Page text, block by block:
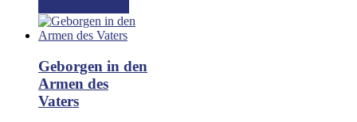
Geborgen in den
Armen des
Vaters